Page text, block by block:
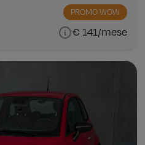
PROMO WOW
€ 141/mese